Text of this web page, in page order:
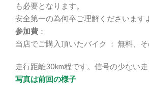
も必要となります。
安全第一の為何卒ご理解くださいます
参加費 ：
当店でご購入頂いたバイク ： 無料、
走行距離30km程です。信号の少ない
写真は前回の様子